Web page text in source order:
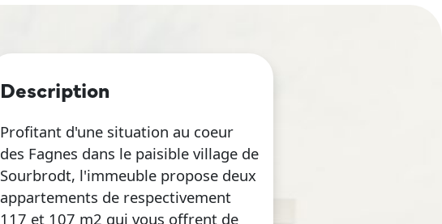
Description
Profitant d'une situation au coeur
des Fagnes dans le paisible village de
Sourbrodt, l'immeuble propose deux
appartements de respectivement
117 et 107 m2 qui vous offrent de